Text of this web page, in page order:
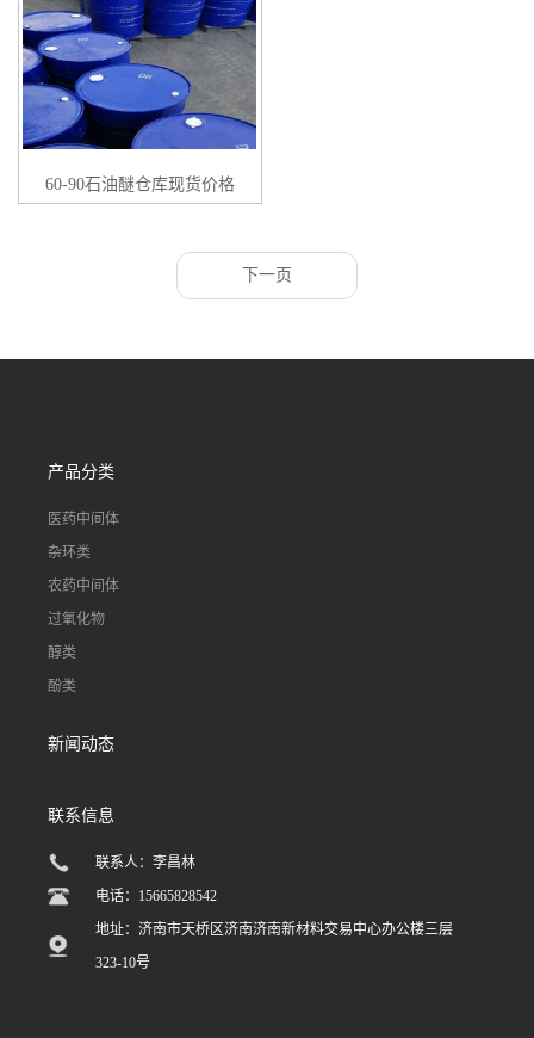
60-90石油醚仓库现货价格
下一页
产品分类
医药中间体
杂环类
农药中间体
过氧化物
醇类
酚类
新闻动态
联系信息
联系人：李昌林
电话：15665828542
地址：济南市天桥区济南济南新材料交易中心办公楼三层
323-10号